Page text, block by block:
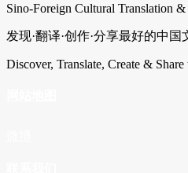
Sino-Foreign Cultural Translation
发现·翻译·创作·分享最好的中国
Discover, Translate, Create &